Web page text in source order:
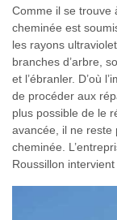
Comme il se trouve
cheminée est
les rayons
branches d’arbre,
et l’ébranler. D’où
de procéder aux
plus possible de le
avancée, il ne reste
cheminée.
Roussillon